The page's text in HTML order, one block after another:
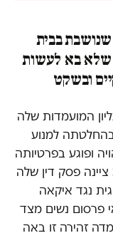
בבית
שלא בא לעשות
ובשקט
המועמדות שלה
למנוע
ופוגע בפרטיותה
פסק דין שלה
נגד איקאה
פרסום נשים מצד
זהירה זו באה